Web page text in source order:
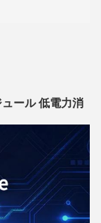
ール 低電力消